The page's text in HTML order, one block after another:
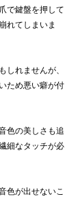
で鍵盤を押して
れてしまいま
しれませんが、
ため悪い癖が付
色の美しさも追
細なタッチが必
色が出せないこ